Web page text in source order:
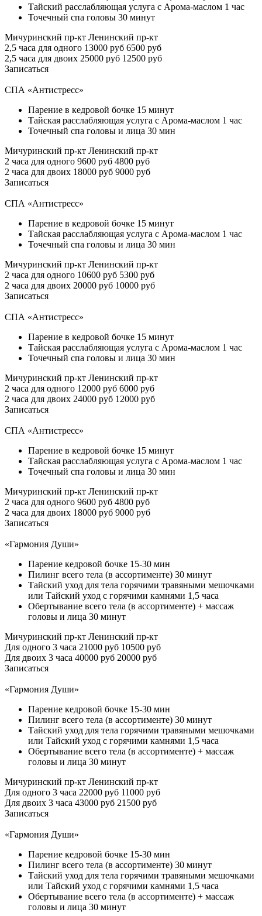
Тайский расслабляющая услуга с Арома-маслом 1 час
Точечный спа головы 30 минут
Мичуринский пр-кт Ленинский пр-кт
2,5 часа для одного 13000 руб 6500 руб
2,5 часа для двоих 25000 руб 12500 руб
Записаться
СПА «Антистресс»
Парение в кедровой бочке 15 минут
Тайская расслабляющая услуга с Арома-маслом 1 час
Точечный спа головы и лица 30 мин
Мичуринский пр-кт Ленинский пр-кт
2 часа для одного 9600 руб 4800 руб
2 часа для двоих 18000 руб 9000 руб
Записаться
СПА «Антистресс»
Парение в кедровой бочке 15 минут
Тайская расслабляющая услуга с Арома-маслом 1 час
Точечный спа головы и лица 30 мин
Мичуринский пр-кт Ленинский пр-кт
2 часа для одного 10600 руб 5300 руб
2 часа для двоих 20000 руб 10000 руб
Записаться
СПА «Антистресс»
Парение в кедровой бочке 15 минут
Тайская расслабляющая услуга с Арома-маслом 1 час
Точечный спа головы и лица 30 мин
Мичуринский пр-кт Ленинский пр-кт
2 часа для одного 12000 руб 6000 руб
2 часа для двоих 24000 руб 12000 руб
Записаться
СПА «Антистресс»
Парение в кедровой бочке 15 минут
Тайская расслабляющая услуга с Арома-маслом 1 час
Точечный спа головы и лица 30 мин
Мичуринский пр-кт Ленинский пр-кт
2 часа для одного 9600 руб 4800 руб
2 часа для двоих 18000 руб 9000 руб
Записаться
«Гармония Души»
Парение кедровой бочке 15-30 мин
Пилинг всего тела (в ассортименте) 30 минут
Тайский уход для тела горячими травяными мешочками
или Тайский уход с горячими камнями 1,5 часа
Обертывание всего тела (в ассортименте) + массаж
головы и лица 30 минут
Мичуринский пр-кт Ленинский пр-кт
Для одного 3 часа 21000 руб 10500 руб
Для двоих 3 часа 40000 руб 20000 руб
Записаться
«Гармония Души»
Парение кедровой бочке 15-30 мин
Пилинг всего тела (в ассортименте) 30 минут
Тайский уход для тела горячими травяными мешочками
или Тайский уход с горячими камнями 1,5 часа
Обертывание всего тела (в ассортименте) + массаж
головы и лица 30 минут
Мичуринский пр-кт Ленинский пр-кт
Для одного 3 часа 22000 руб 11000 руб
Для двоих 3 часа 43000 руб 21500 руб
Записаться
«Гармония Души»
Парение кедровой бочке 15-30 мин
Пилинг всего тела (в ассортименте) 30 минут
Тайский уход для тела горячими травяными мешочками
или Тайский уход с горячими камнями 1,5 часа
Обертывание всего тела (в ассортименте) + массаж
головы и лица 30 минут